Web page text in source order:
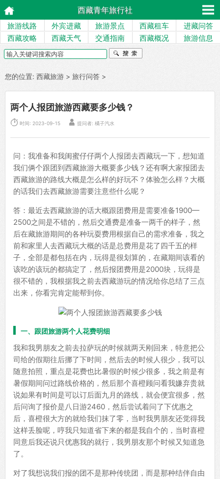
西藏青年旅行社
旅游线路 外宾进藏 旅游景点 西藏租车
进藏问答
西藏攻略
西藏天气 交通指南 西藏概况 旅游信息
您的位置: 西藏旅游 > 旅行问答 >
两个人报团旅游西藏要多少钱？
 时间: 2023-09-15  提问者: 橘子汽水
问：我准备和我闺蜜仔仔两个人报团去西藏玩一下，想知道
我们俩个跟团到西藏旅游大概要多少钱？还有啊大家报团去
西藏旅游的路线大概是怎么样的好玩不？体验怎么样？大概
的话我们去西藏旅游需要注意些什么呢？
答：最近去西藏旅游的话大概跟团费用是需要准备1900—
2500之间是不错的，然后交通费是准备一两千的样子，然
后在藏旅游期间的各种玩耍费用根据自己的需求准备，我之
前和家里人去西藏玩大概的话是总费用是花了四千五的样
子，全部是都包括在内，玩得是很划算的，在藏期间该看的
该吃的该玩的都搞定了，然后报团费用是2000块，玩得是
很不错的，我根据我之前去西藏游玩的情况给你总结了三点
出来，你看完肯定能帮到你。
一、跟团旅游两个人花费明细
我和我男朋友之前去拉萨玩的时候就两天刚回来，特意把公
司给的假期往后挪了下时间，然后去的时候人很少，我可以
随意拍照，重点是花费也比暑假的时候少很多，我之前是有
暑假期间问过路线价格的，然后那个喜橙顾问看我嫌弃贵就
说如果有时间是可以订后面九月的路线，就会便宜很多，然
后问询了报价是八日游2460，然后尝试着问了下优惠之
后，喜橙很大方的就给我们抹了零，当时我男朋友还觉得我
这样丢脸呢，哼我只知道省下来的都是我自个的，当时喜橙
同意后我还说只优惠我的就行，我男朋友那个时候又知道急
了。
对了我想说我们报的团不是那种传统团，而是那种结伴自由